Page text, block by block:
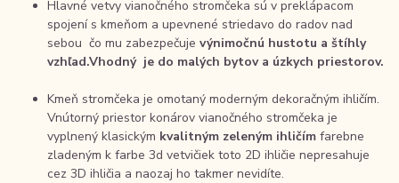
Hlavné vetvy vianočného stromčeka sú v preklápacom
spojení s kmeňom a upevnené striedavo do radov nad
sebou čo mu zabezpečujevýnimočnú hustotu a štíhly
vzhľad.Vhodný je do malých bytov a úzkych priestorov.
Kmeň stromčeka je omotaný moderným dekoračným ihličím.
Vnútorný priestor konárov vianočného stromčeka je
vyplnený klasickým kvalitným zeleným ihličím farebne
zladeným k farbe 3d vetvičiek toto 2D ihličie nepresahuje
cez 3D ihličia a naozaj ho takmer nevidíte.